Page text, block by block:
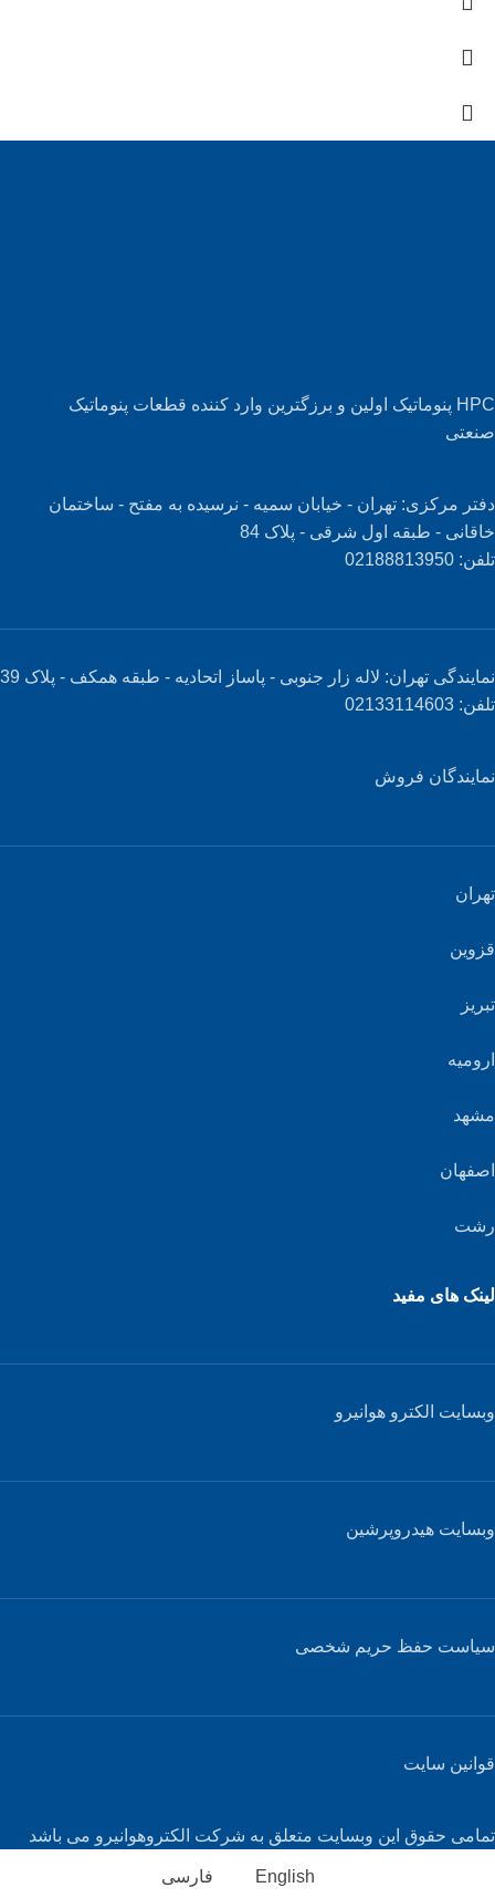
HPC پنوماتیک اولین و برزگترین وارد کننده قطعات پنوماتیک
صنعتی
دفتر مرکزی: تهران - خیابان سمیه - نرسیده به مفتح - ساختمان
خاقانی - طبقه اول شرقی - پلاک 84
تلفن: 02188813950
نمایندگی تهران: لاله زار جنوبی - پاساز اتحادیه - طبقه همکف - پلاک 39
تلفن: 02133114603
نمایندگان فروش
تهران
قزوین
تبریز
ارومیه
مشهد
اصفهان
رشت
لینک های مفید
وبسایت الکترو هوانیرو
وبسایت هیدروپرشین
سیاست حفظ حریم شخصی
قوانین سایت
تمامی حقوق این وبسایت متعلق به شرکت الکتروهوانیرو می باشد
English فارسی